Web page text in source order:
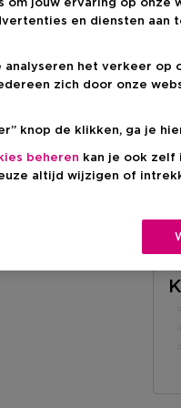
om jouw ervaring op onze
en diensten aan
analyseren het verkeer op
zich door onze
knop de klikken, ga je
beheren kan je ook zelf
altijd wijzigen of